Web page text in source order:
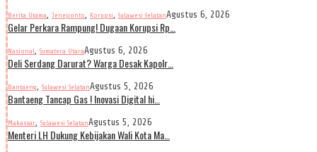
Berita Utama, Jeneponto, Korupsi, Sulawesi SelatanAgustus 6, 2026
Gelar Perkara Rampung! Dugaan Korupsi Rp…
Nasional, Sumatera UtaraAgustus 6, 2026
Deli Serdang Darurat? Warga Desak Kapolr…
Bantaeng, Sulawesi SelatanAgustus 5, 2026
Bantaeng Tancap Gas ! Inovasi Digital hi…
Makassar, Sulawesi SelatanAgustus 5, 2026
Menteri LH Dukung Kebijakan Wali Kota Ma…